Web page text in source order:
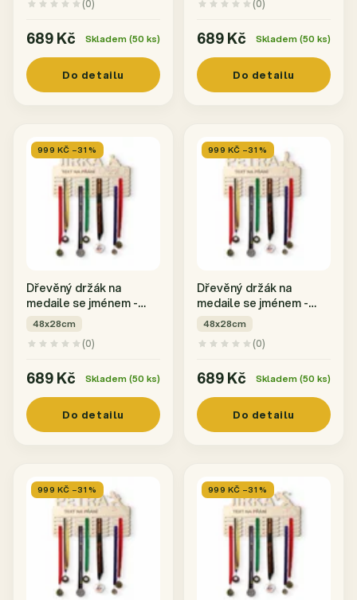
(0)
689 Kč Skladem (50 ks)
Do detailu
(0)
689 Kč Skladem (50 ks)
Do detailu
999 KČ –31 %
Dřevěný držák na
medaile se jménem -
Mužský vzpěračský
48x28cm
(0)
689 Kč Skladem (50 ks)
Do detailu
999 KČ –31 %
Dřevěný držák na
medaile se jménem -
Ženský vzpěračský
48x28cm
(0)
689 Kč Skladem (50 ks)
Do detailu
999 KČ –31 % 999 KČ –31 %